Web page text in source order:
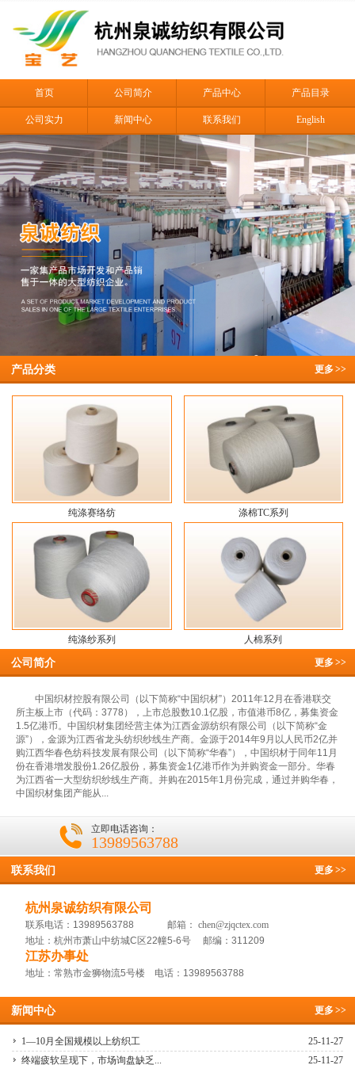
首页 公司简介 产品中心 产品目录
公司实力 新闻中心 联系我们 English
更多>>
产品分类
纯涤赛络纺 涤棉TC系列
纯涤纱系列 人棉系列
更多>>
公司简介
中国织材控股有限公司（以下简称“中国织材”）2011年12月在香港联交
所主板上市（代码：3778），上市总股数10.1亿股，市值港币8亿，募集资金
1.5亿港币。中国织材集团经营主体为江西金源纺织有限公司（以下简称“金
源”），金源为江西省龙头纺织纱线生产商。金源于2014年9月以人民币2亿并
购江西华春色纺科技发展有限公司（以下简称“华春”），中国织材于同年11月
份在香港增发股份1.26亿股份，募集资金1亿港币作为并购资金一部分。华春
为江西省一大型纺织纱线生产商。并购在2015年1月份完成，通过并购华春，
中国织材集团产能从...
立即电话咨询：
13989563788
更多>>
联系我们
杭州泉诚纺织有限公司
联系电话：13989563788 邮箱： chen@zjqctex.com
地址：杭州市萧山中纺城C区22幢5-6号 邮编：311209
江苏办事处
地址：常熟市金狮物流5号楼 电话：13989563788
更多>>
新闻中心
25-11-27
1—10月全国规模以上纺织工
25-11-27
终端疲软呈现下，市场询盘缺乏...